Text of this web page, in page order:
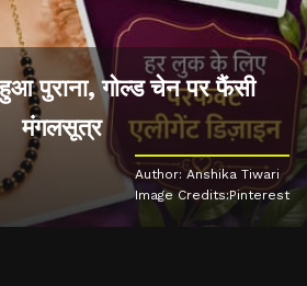
पुराना, गोल्ड चेन पर फैंसी
मंगलसूत्र
Author: Anshika Tiwari
Image Credits:Pinterest